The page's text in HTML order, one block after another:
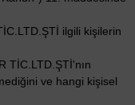
ilgili kişilerin
TİC.LTD.ŞTİ'nın
ve hangi kişisel